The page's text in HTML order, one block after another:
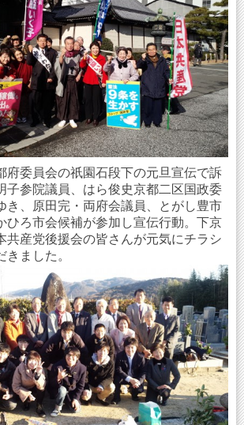
府委員会の祇園石段下の元旦宣伝で訴
子参院議員、はら俊史京都二区国政委
き、原田完・両府会議員、とがし豊市
ひろ市会候補が参加し宣伝行動。下京
共産党後援会の皆さんが元気にチラシ
きました。